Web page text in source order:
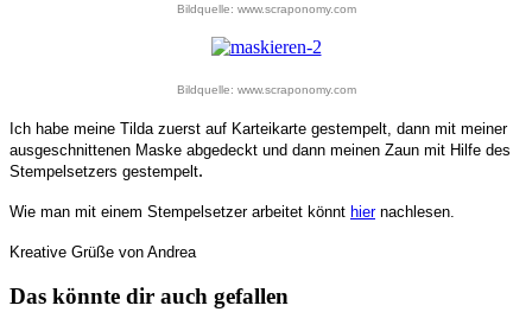
Bildquelle: www.scraponomy.com
Bildquelle: www.scraponomy.com
Ich habe meine Tilda zuerst auf Karteikarte gestempelt, dann mit meiner
ausgeschnittenen Maske abgedeckt und dann meinen Zaun mit Hilfe des
Stempelsetzers gestempelt.
Wie man mit einem Stempelsetzer arbeitet könnt hiernachlesen.
Kreative Grüße von Andrea
Das könnte dir auch gefallen